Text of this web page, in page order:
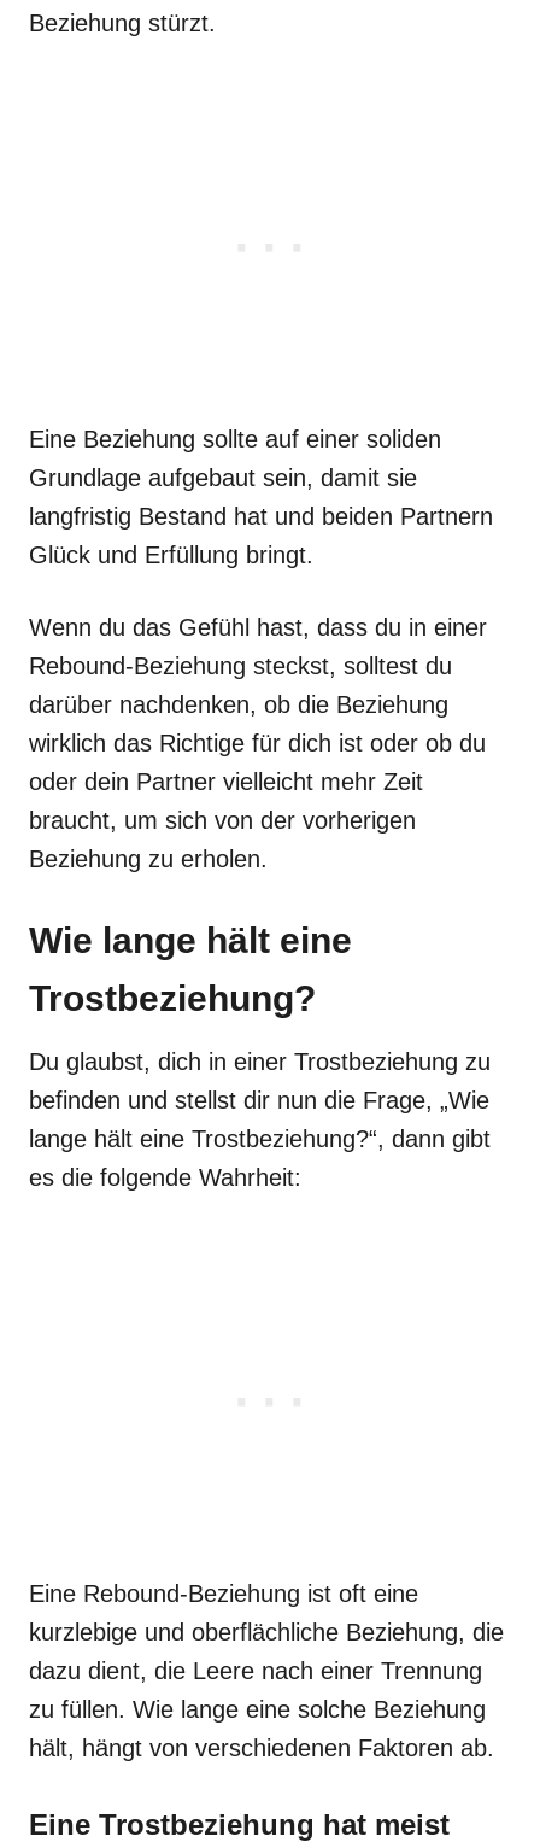
Beziehung stürzt.
Eine Beziehung sollte auf einer soliden
Grundlage aufgebaut sein, damit sie
langfristig Bestand hat und beiden Partnern
Glück und Erfüllung bringt.
Wenn du das Gefühl hast, dass du in einer
Rebound-Beziehung steckst, solltest du
darüber nachdenken, ob die Beziehung
wirklich das Richtige für dich ist oder ob du
oder dein Partner vielleicht mehr Zeit
braucht, um sich von der vorherigen
Beziehung zu erholen.
Wie lange hält eine
Trostbeziehung?
Du glaubst, dich in einer Trostbeziehung zu
befinden und stellst dir nun die Frage, „Wie
lange hält eine Trostbeziehung?“, dann gibt
es die folgende Wahrheit:
Eine Rebound-Beziehung ist oft eine
kurzlebige und oberflächliche Beziehung, die
dazu dient, die Leere nach einer Trennung
zu füllen. Wie lange eine solche Beziehung
hält, hängt von verschiedenen Faktoren ab.
Eine Trostbeziehung hat meist